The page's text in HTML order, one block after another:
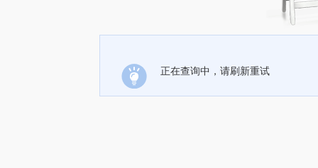
正在查询中，请刷新重试